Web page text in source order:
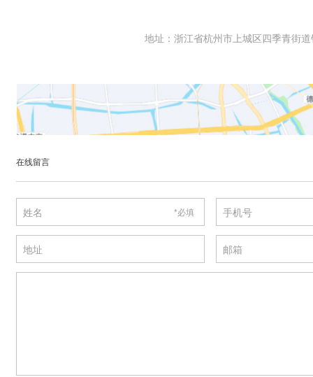
地址：浙江省杭州市上城区四季青街
在线留言
姓名 *必填 手机号
地址 邮箱